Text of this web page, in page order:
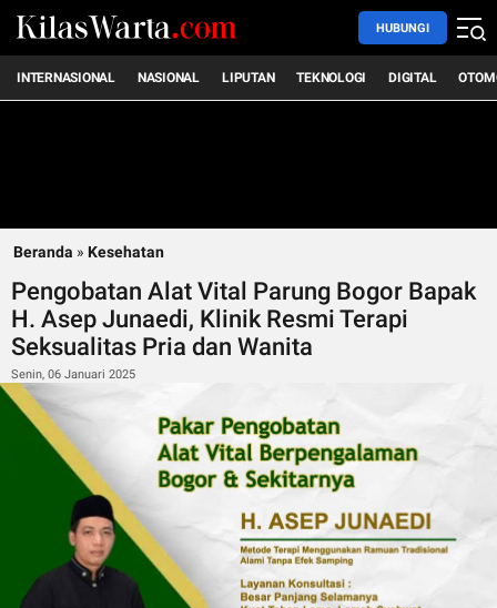
HUBUNGI
INTERNASIONAL NASIONAL LIPUTAN TEKNOLOGI DIGITAL
Beranda » Kesehatan
Pengobatan Alat Vital Parung Bogor Bapak
H. Asep Junaedi, Klinik Resmi Terapi
Seksualitas Pria dan Wanita
Senin, 06 Januari 2025